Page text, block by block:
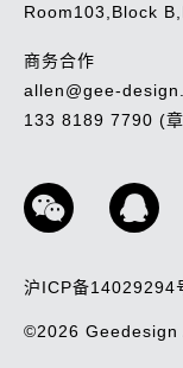
Room103,Block
商务合作
allen@gee-
133 8189 7790 (
沪ICP备14029294
©2026 Geedesign